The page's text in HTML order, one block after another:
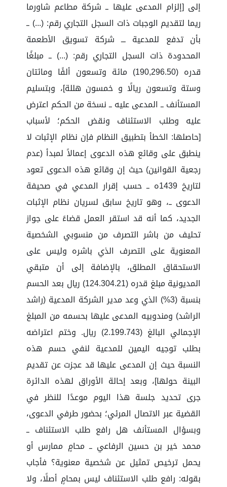
إلى [إلزام المدعى عليها ــ شركة مطاعم شاورما
ريما لتقديم الوجبات ذات السجل التجاري رقم: (...) ــ
بأن تدفع للمدعية ـــ شركة تسويق الأطعمة
المحدودة ذات السجل التجاري رقم: (...) ــ مبلغًا
قدره (190,296.50) مائة وتسعون ألفًا ومائتان
وستة وتسعون ريالًا و خمسون هللة]، وبتسليم
المستأنف ــ المدعى عليه ــ نسخة من الحكم اعترض
عليه وطلب الاستئناف ونقض الحكم؛ لأسباب
[حاصلها: الخطأ بتطبيق النظام فإن نظام الإثبات لا
ينطبق على وقائع هذه الدعوى إعمالاً لمبدأ (عدم
رجعية القوانين) حيث إن وقائع هذه الدعوى تعود
لتاريخ 1439ه ــ حسب إقرار المدعي في صحيفة
الدعوى ــ، وهو تاريخ سابق لسريان نظام الإثبات
الجديد، كما أنه قد استقر العمل قضاءً على جواز
تحليف من باشر التصرف من منسوبي الشخصية
المعنوية على التصرف الذي باشره وليس على
الاستحقاق المطلق، بالإضافة إلى أن متبقي
المديونية مبلغ قدره (124.304.21) ريال بعد الحسم
بنسبة (3%) الذي وعد مدير الشركة المدعية (راشد
الراشد) ومندوبيه المدعى عليها بحسمه من المبلغ
الإجمالي البالغ (2.199.743) ريال. وختم اعتراضه
بطلب توجيه اليمين للمدعية لنفي حسم هذه
النسبة حيث إن المدعى عليها قد عجزت عن تقديم
البينة حولها]، وبعد إحالة الأوراق لهذه الدائرة
جرى تحديد جلسة هذا اليوم موعدًا للنظر في
القضية عبر الاتصال المرئي؛ بحضور طرفي الدعوى،
وبسؤال المستأنف هل رافع طلب الاستئناف ــ
محمد خير بن حسين الرفاعي ــ محامٍ ممارس أو
يحمل ترخيص تمثيل عن شخصية معنوية؟ فأجاب
بقوله: رافع طلب الاستئناف ليس بمحامٍ أصلًا، ولا